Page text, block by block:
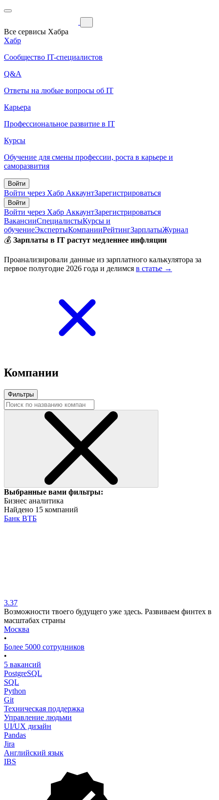
Все сервисы Хабра
Хабр
Сообщество IT-специалистов
Q&A
Ответы на любые вопросы об IT
Карьера
Профессиональное развитие в IT
Курсы
Обучение для смены профессии, роста в карьере и
саморазвития
Войти
Войти через Хабр АккаунтЗарегистрироваться
Войти
Войти через Хабр АккаунтЗарегистрироваться
ВакансииСпециалистыКурсы и
обучениеЭкспертыКомпанииРейтингЗарплатыЖурнал
💰 Зарплаты в IT растут медленнее инфляции
Проанализировали данные из зарплатного калькулятора за
первое полугодие 2026 года и делимся в статье →
Компании
Фильтры
Выбранные вами фильтры:
Бизнес аналитика
Найдено 15 компаний
Банк ВТБ
3.37
Возможности твоего будущего уже здесь. Развиваем финтех в
масштабах страны
Москва
•
Более 5000 сотрудников
•
5 вакансий
PostgreSQL
SQL
Python
Git
Техническая поддержка
Управление людьми
UI/UX дизайн
Pandas
Jira
Английский язык
IBS